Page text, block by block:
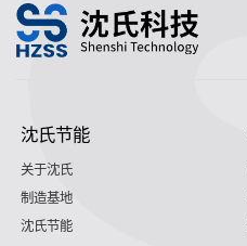
沈氏节能
关于沈氏
制造基地
沈氏节能